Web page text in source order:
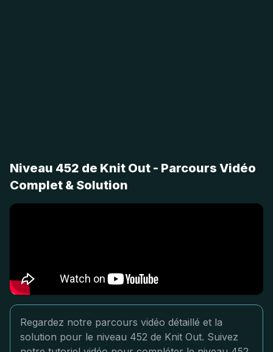
Niveau 452 de Knit Out - Parcours Vidéo
Complet & Solution
Regardez notre parcours vidéo détaillé et la
solution pour le niveau 452 de Knit Out. Suivez